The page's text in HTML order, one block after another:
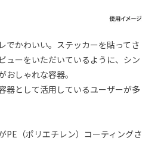
でかわいい。ステッカーを貼ってさ
ューをいただいているように、シン
おしゃれな容器。
器として活用しているユーザーが多
PE（ポリエチレン）コーティングさ